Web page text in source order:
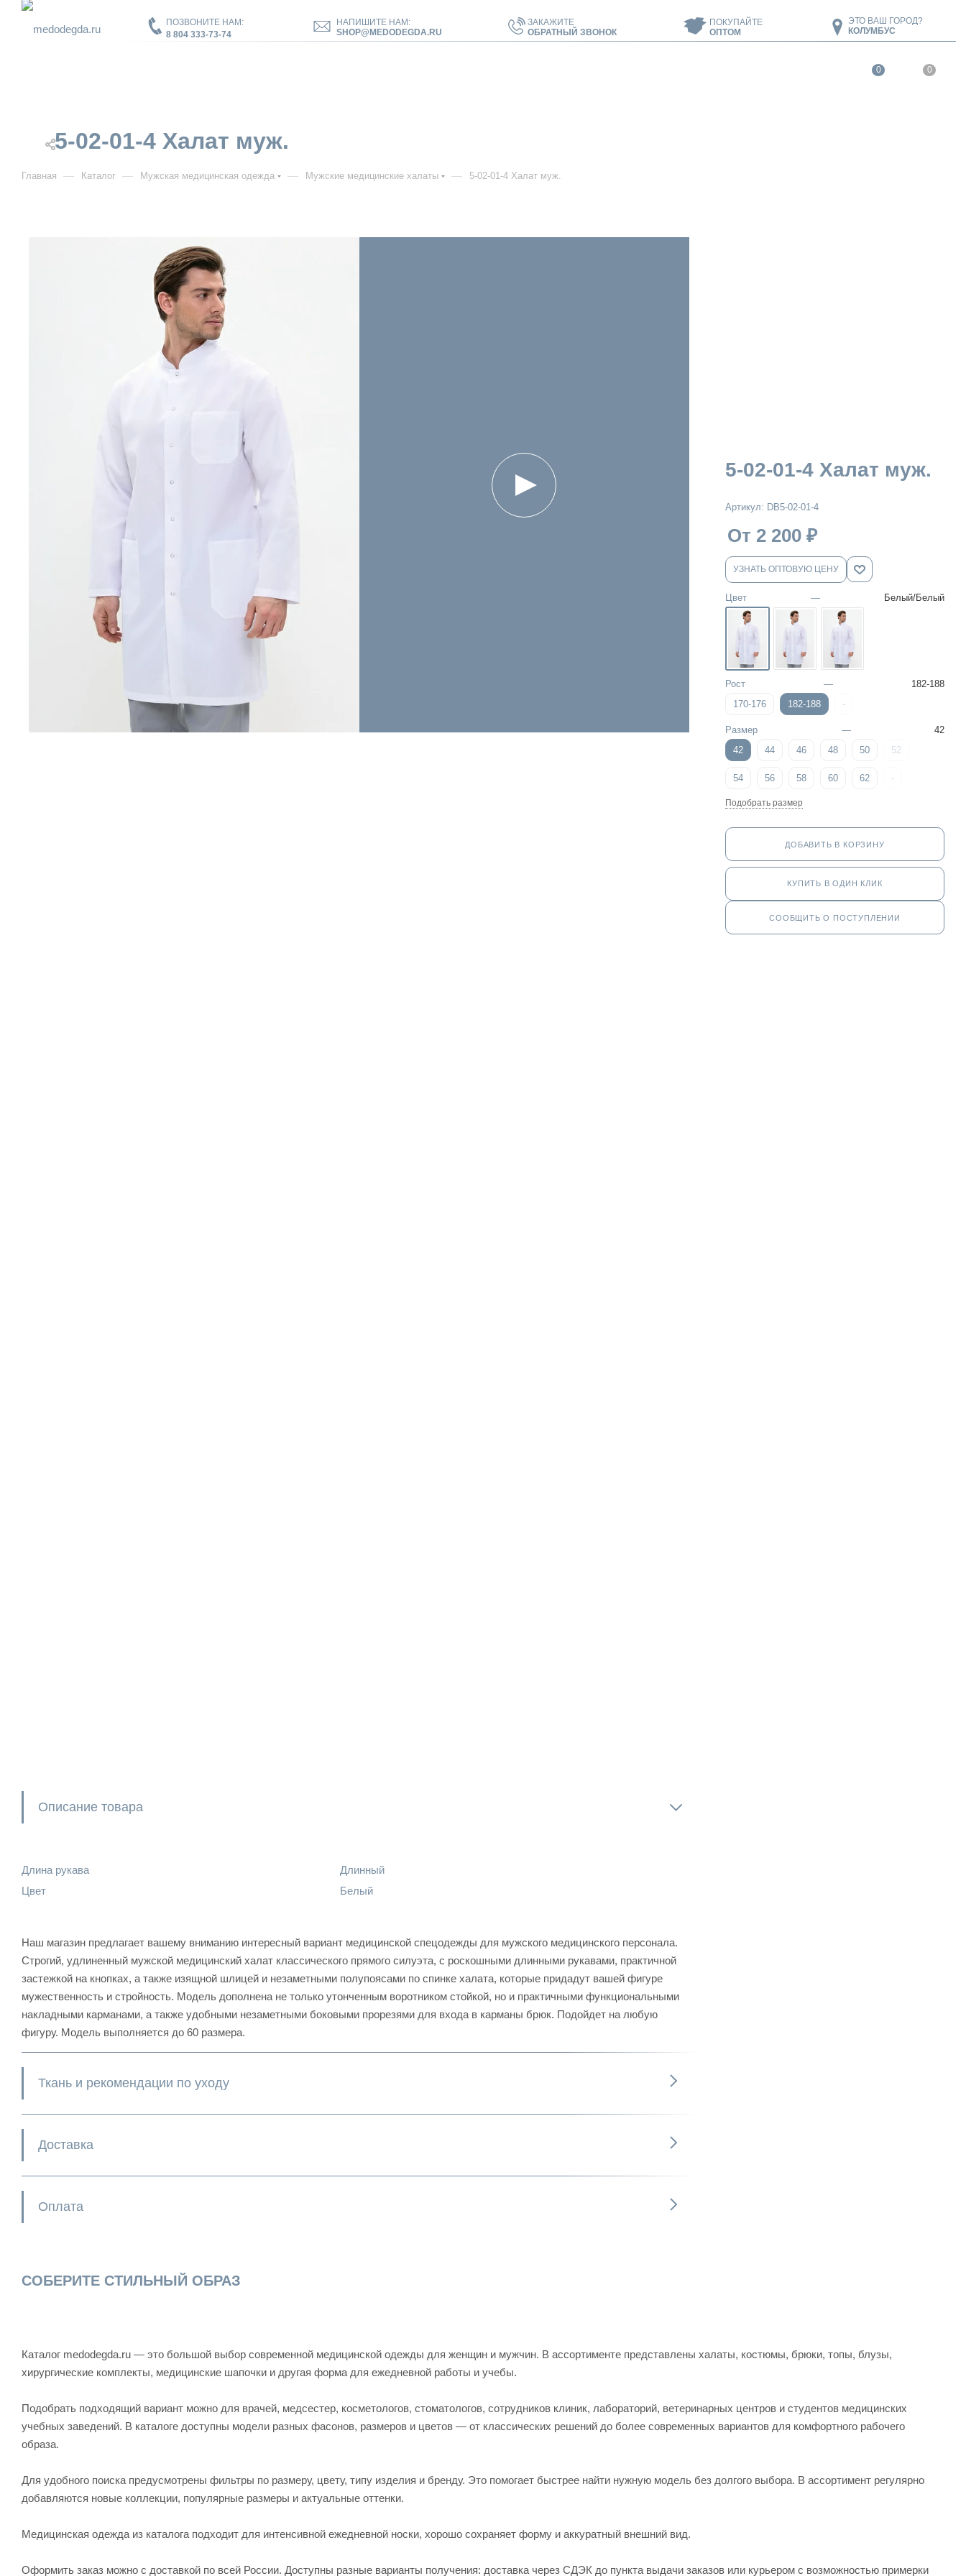
ПОЗВОНИТЕ НАМ:
8 804 333-73-74
НАПИШИТЕ НАМ:
SHOP@MEDODEGDA.RU
ЗАКАЖИТЕ
ОБРАТНЫЙ ЗВОНОК
ПОКУПАЙТЕ
ОПТОМ
ЭТО ВАШ ГОРОД?
КОЛУМБУС
0 0
5-02-01-4 Халат муж.
Главная — Каталог — Мужская медицинская одежда — Мужские медицинские халаты — 5-02-01-4 Халат муж.
Описание товара
Длина рукава
Длинный
Цвет
Белый
Наш магазин предлагает вашему вниманию интересный вариант медицинской спецодежды для мужского медицинского персонала.
Строгий, удлиненный мужской медицинский халат классического прямого силуэта, с роскошными длинными рукавами, практичной
застежкой на кнопках, а также изящной шлицей и незаметными полупоясами по спинке халата, которые придадут вашей фигуре
мужественность и стройность. Модель дополнена не только утонченным воротником стойкой, но и практичными функциональными
накладными карманами, а также удобными незаметными боковыми прорезями для входа в карманы брюк. Подойдет на любую
фигуру. Модель выполняется до 60 размера.
Ткань и рекомендации по уходу
Доставка
Оплата
СОБЕРИТЕ СТИЛЬНЫЙ ОБРАЗ
5-02-01-4 Халат муж.
Артикул: DB5-02-01-4
От 2 200 ₽
УЗНАТЬ ОПТОВУЮ ЦЕНУ
Цвет — Белый/Белый
Рост —
182-188
170-176
182-188 -
Размер —
42
42
44 46 48 50 52
54 56 58 60 62 -
Подобрать размер
ДОБАВИТЬ В КОРЗИНУ
КУПИТЬ В ОДИН КЛИК
СООБЩИТЬ О ПОСТУПЛЕНИИ
Каталог medodegda.ru — это большой выбор современной медицинской одежды для женщин и мужчин. В ассортименте представлены халаты, костюмы, брюки, топы, блузы,
хирургические комплекты, медицинские шапочки и другая форма для ежедневной работы и учебы.
Подобрать подходящий вариант можно для врачей, медсестер, косметологов, стоматологов, сотрудников клиник, лабораторий, ветеринарных центров и студентов медицинских
учебных заведений. В каталоге доступны модели разных фасонов, размеров и цветов — от классических решений до более современных вариантов для комфортного рабочего
образа.
Для удобного поиска предусмотрены фильтры по размеру, цвету, типу изделия и бренду. Это помогает быстрее найти нужную модель без долгого выбора. В ассортимент регулярно
добавляются новые коллекции, популярные размеры и актуальные оттенки.
Медицинская одежда из каталога подходит для интенсивной ежедневной носки, хорошо сохраняет форму и аккуратный внешний вид.
Оформить заказ можно с доставкой по всей России. Доступны разные варианты получения: доставка через СДЭК до пункта выдачи заказов или курьером с возможностью примерки